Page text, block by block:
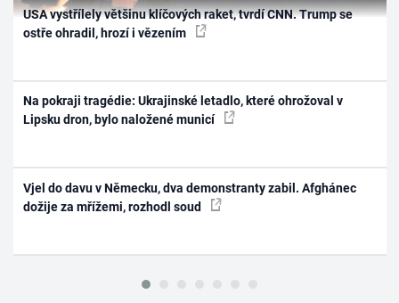
USA vystřílely většinu klíčových raket, tvrdí CNN. Trump se
ostře ohradil, hrozí i vězením
Na pokraji tragédie: Ukrajinské letadlo, které ohrožoval v
Lipsku dron, bylo naložené municí
Vjel do davu v Německu, dva demonstranty zabil. Afghánec
dožije za mřížemi, rozhodl soud